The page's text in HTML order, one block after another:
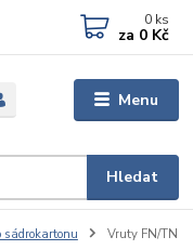
Menu
Hledat
0 ks
za 0 Kč
sádrokartonu
Vruty FN/TN